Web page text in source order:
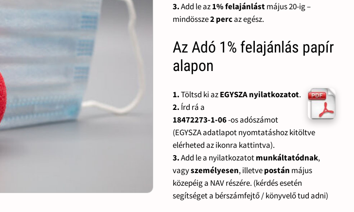
3.Add le az1% felajánlástmájus 20-ig –
mindössze2 percaz egész.
Az Adó 1% felajánlás papír
alapon
1.Töltsd ki azEGYSZA nyilatkozatot.
2. Írd rá a
18472273-1-06-os adószámot
(EGYSZA adatlapot nyomtatáshoz kitöltve
elérheted az ikonra kattintva).
3.Add le a nyilatkozatotmunkáltatódnak,
vagyszemélyesen, illetvepostán május
közepéig a NAV részére. (kérdés esetén
segítséget a bérszámfejtő / könyvelő tud adni)